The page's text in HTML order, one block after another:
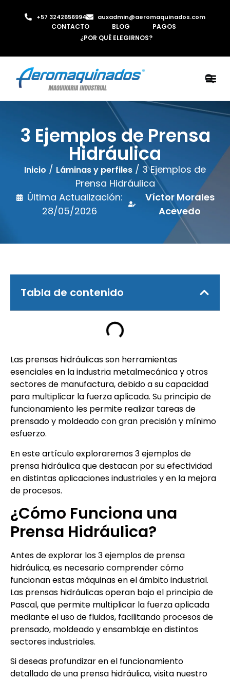
+57 3242656994 auxadmin@aeromaquinados.com
CONTACTO BLOG
PAGOS
¿POR QUÉ ELEGIRNOS?
3 Ejemplos de Prensa
Hidráulica
Inicio / Láminas y perfiles / 3 Ejemplos de
Prensa Hidráulica
Última Actualización:
28/05/2026
Víctor Morales
Acevedo
Tabla de contenido
Las prensas hidráulicas son herramientas
esenciales en la industria metalmecánica y otros
sectores de manufactura, debido a su capacidad
para multiplicar la fuerza aplicada. Su principio de
funcionamiento les permite realizar tareas de
prensado y moldeado con gran precisión y mínimo
esfuerzo.
En este artículo exploraremos 3 ejemplos de
prensa hidráulica que destacan por su efectividad
en distintas aplicaciones industriales y en la mejora
de procesos.
¿Cómo Funciona una
Prensa Hidráulica?
Antes de explorar los 3 ejemplos de prensa
hidráulica, es necesario comprender cómo
funcionan estas máquinas en el ámbito industrial.
Las prensas hidráulicas operan bajo el principio de
Pascal, que permite multiplicar la fuerza aplicada
mediante el uso de fluidos, facilitando procesos de
prensado, moldeado y ensamblaje en distintos
sectores industriales.
Si deseas profundizar en el funcionamiento
detallado de una prensa hidráulica, visita nuestro